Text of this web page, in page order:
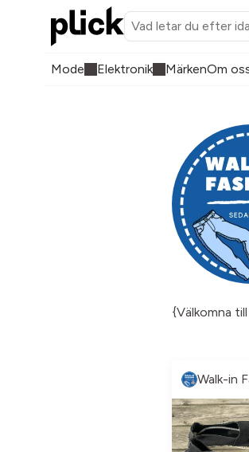
Mode Elektronik MärkenOm
{Välkomna
Walk-in